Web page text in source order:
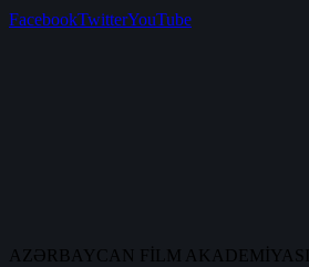
FacebookTwitterYouTube
AZƏRBAYCAN FİLM AKADEMİYASI